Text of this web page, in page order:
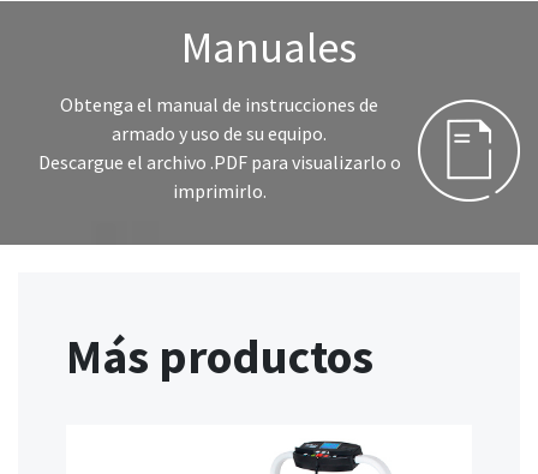
Manuales
Obtenga el manual de instrucciones de
armado y uso de su equipo.
Descargue el archivo .PDF para visualizarlo o
imprimirlo.
Más productos